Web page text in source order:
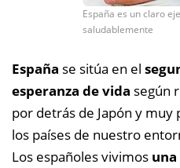
España es un claro
saludablemente
España se sitúa en el
esperanza de vida según
por detrás de Japón y
los países de nuestro
Los españoles vivimos una